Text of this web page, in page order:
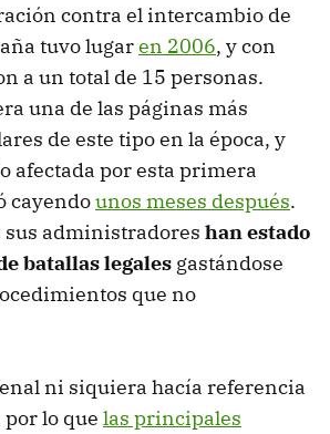
contra el intercambio de
tuvo lugaren 2006, y con
a un total de 15 personas.
una de las páginas más
de este tipo en la época, y
afectada por esta primera
cayendounos meses después.
sus administradores han estado
batallas legales gastándose
que no
ni siquiera hacía referencia
por lo que las principales